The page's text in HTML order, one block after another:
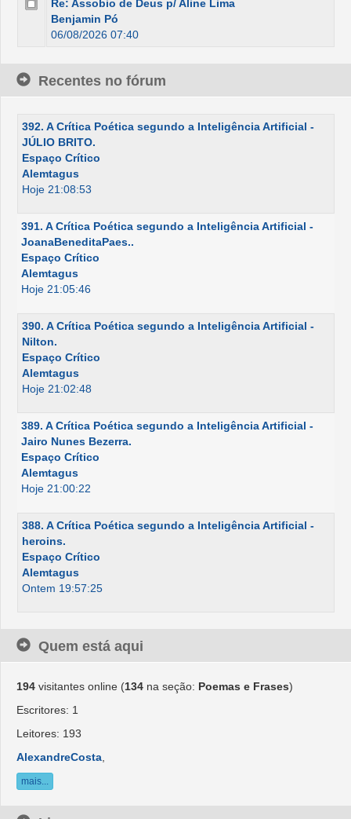
Re: Assobio de Deus p/ Aline Lima
Benjamin Pó
06/08/2026 07:40
Recentes no fórum
392. A Crítica Poética segundo a Inteligência Artificial -
JÚLIO BRITO.
Espaço Crítico
Alemtagus
Hoje 21:08:53
391. A Crítica Poética segundo a Inteligência Artificial -
JoanaBeneditaPaes..
Espaço Crítico
Alemtagus
Hoje 21:05:46
390. A Crítica Poética segundo a Inteligência Artificial -
Nilton.
Espaço Crítico
Alemtagus
Hoje 21:02:48
389. A Crítica Poética segundo a Inteligência Artificial -
Jairo Nunes Bezerra.
Espaço Crítico
Alemtagus
Hoje 21:00:22
388. A Crítica Poética segundo a Inteligência Artificial -
heroins.
Espaço Crítico
Alemtagus
Ontem 19:57:25
Quem está aqui
194 visitantes online (134 na seção: Poemas e Frases)
Escritores: 1
Leitores: 193
AlexandreCosta
mais...